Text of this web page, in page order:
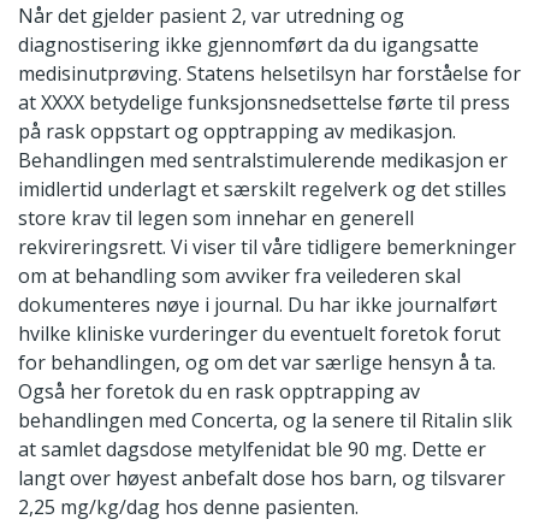
Når det gjelder pasient 2, var utredning og
diagnostisering ikke gjennomført da du igangsatte
medisinutprøving. Statens helsetilsyn har forståelse for
at XXXX betydelige funksjonsnedsettelse førte til press
på rask oppstart og opptrapping av medikasjon.
Behandlingen med sentralstimulerende medikasjon er
imidlertid underlagt et særskilt regelverk og det stilles
store krav til legen som innehar en generell
rekvireringsrett. Vi viser til våre tidligere bemerkninger
om at behandling som avviker fra veilederen skal
dokumenteres nøye i journal. Du har ikke journalført
hvilke kliniske vurderinger du eventuelt foretok forut
for behandlingen, og om det var særlige hensyn å ta.
Også her foretok du en rask opptrapping av
behandlingen med Concerta, og la senere til Ritalin slik
at samlet dagsdose metylfenidat ble 90 mg. Dette er
langt over høyest anbefalt dose hos barn, og tilsvarer
2,25 mg/kg/dag hos denne pasienten.